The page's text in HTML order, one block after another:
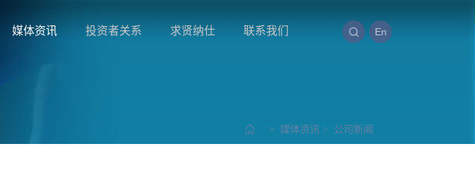
媒体资讯 投资者关系 求贤纳仕 联系我们 En
> 媒体资讯 > 公司新闻